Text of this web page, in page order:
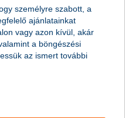
Banknak ítélte a legjobb
Magyarországon (Best
2011).
személyre szabott, a
ajánlatainkat
vagy azon kívül, akár
a böngészési
az ismert további